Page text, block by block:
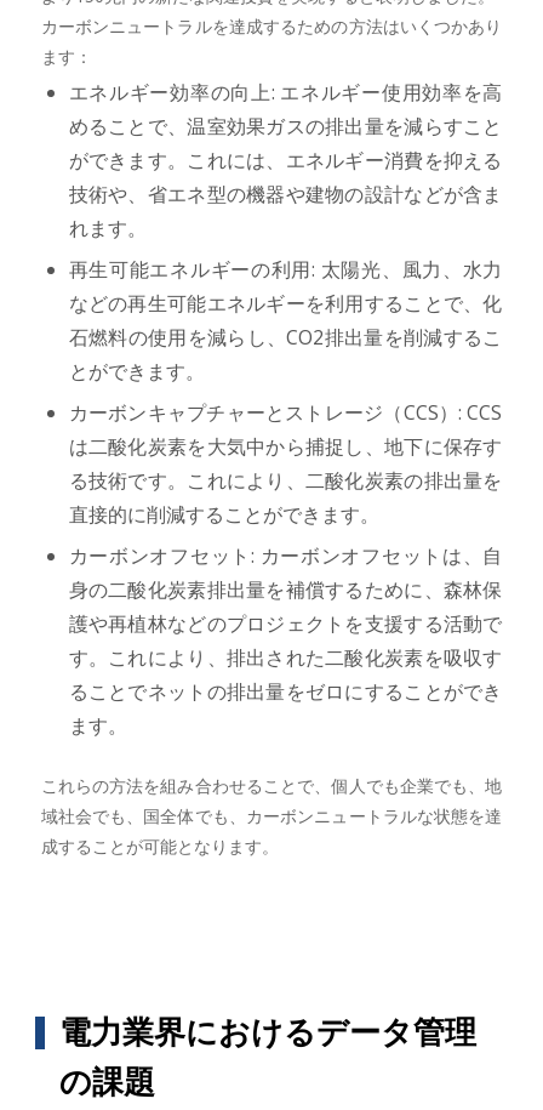
カーボンニュートラルを達成するための方法はいくつかあり
ます：
エネルギー効率の向上: エネルギー使用効率を高
めることで、温室効果ガスの排出量を減らすこと
ができます。これには、エネルギー消費を抑える
技術や、省エネ型の機器や建物の設計などが含ま
れます。
再生可能エネルギーの利用: 太陽光、風力、水力
などの再生可能エネルギーを利用することで、化
石燃料の使用を減らし、CO2排出量を削減するこ
とができます。
カーボンキャプチャーとストレージ（CCS）: CCS
は二酸化炭素を大気中から捕捉し、地下に保存す
る技術です。これにより、二酸化炭素の排出量を
直接的に削減することができます。
カーボンオフセット: カーボンオフセットは、自
身の二酸化炭素排出量を補償するために、森林保
護や再植林などのプロジェクトを支援する活動で
す。これにより、排出された二酸化炭素を吸収す
ることでネットの排出量をゼロにすることができ
ます。
これらの方法を組み合わせることで、個人でも企業でも、地
域社会でも、国全体でも、カーボンニュートラルな状態を達
成することが可能となります。
電力業界におけるデータ管理
の課題